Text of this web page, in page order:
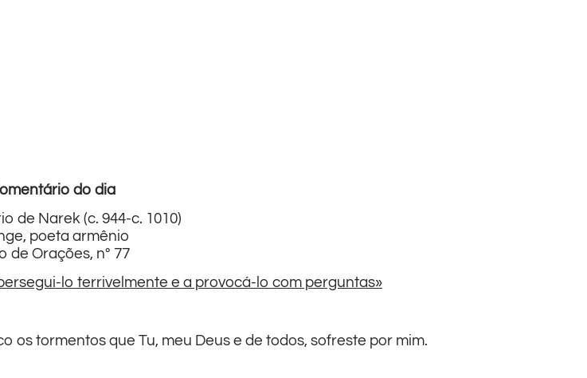
do dia
de Narek (c. 944-c. 1010)
poeta armênio
de Orações, nº 77
lo terrivelmente e a provocá-lo com perguntas»
tormentos que Tu, meu Deus e de todos, sofreste por mim.